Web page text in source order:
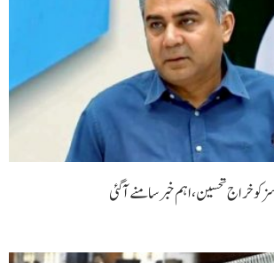
کو خراج تحسین، اہم خبر سامنے آگئی